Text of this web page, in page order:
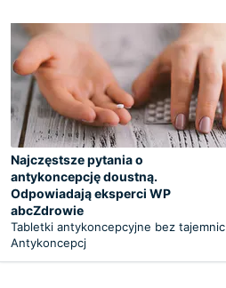
Najczęstsze pytania o
antykoncepcję doustną.
Odpowiadają eksperci WP
abcZdrowie
Tabletki antykoncepcyjne bez tajemnic
Antykoncepcj